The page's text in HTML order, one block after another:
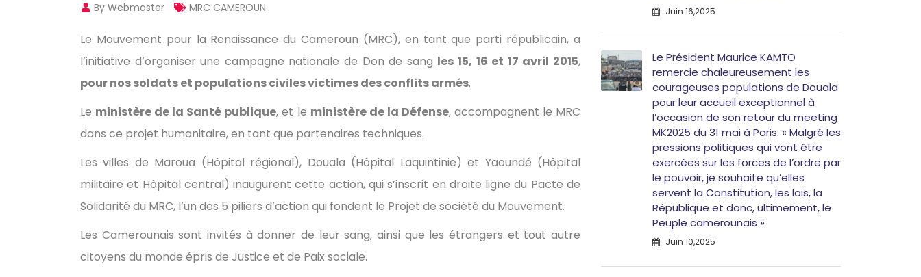
By Webmaster MRC CAMEROUN
Le Mouvement pour la Renaissance du Cameroun (MRC), en tant que parti républicain, a
l’initiative d’organiser une campagne nationale de Don de sang les 15, 16 et 17 avril 2015,
pour nos soldats et populations civiles victimes des conflits armés.
Le ministère de la Santé publique, et le ministère de la Défense, accompagnent le MRC
dans ce projet humanitaire, en tant que partenaires techniques.
Les villes de Maroua (Hôpital régional), Douala (Hôpital Laquintinie) et Yaoundé (Hôpital
militaire et Hôpital central) inaugurent cette action, qui s’inscrit en droite ligne du Pacte de
Solidarité du MRC, l’un des 5 piliers d’action qui fondent le Projet de société du Mouvement.
Les Camerounais sont invités à donner de leur sang, ainsi que les étrangers et tout autre
citoyens du monde épris de Justice et de Paix sociale.
Juin 16,2025
Le Président Maurice KAMTO
remercie chaleureusement les
courageuses populations de Douala
pour leur accueil exceptionnel à
l’occasion de son retour du meeting
MK2025 du 31 mai à Paris. « Malgré les
pressions politiques qui vont être
exercées sur les forces de l’ordre par
le pouvoir, je souhaite qu’elles
servent la Constitution, les lois, la
République et donc, ultimement, le
Peuple camerounais »
Juin 10,2025